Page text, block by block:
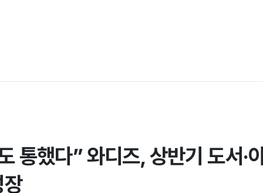
통했다” 와디즈, 상반기 도서·